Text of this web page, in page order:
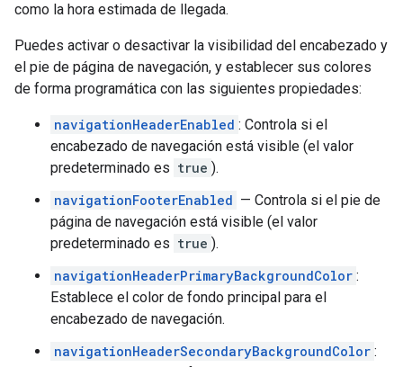
como la hora estimada de llegada.
Puedes activar o desactivar la visibilidad del encabezado y
el pie de página de navegación, y establecer sus colores
de forma programática con las siguientes propiedades:
navigationHeaderEnabled : Controla si el
encabezado de navegación está visible (el valor
predeterminado es true ).
navigationFooterEnabled — Controla si el pie de
página de navegación está visible (el valor
predeterminado es true ).
navigationHeaderPrimaryBackgroundColor :
Establece el color de fondo principal para el
encabezado de navegación.
navigationHeaderSecondaryBackgroundColor :